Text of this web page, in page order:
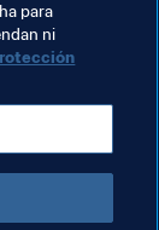
Rusia
para
ni